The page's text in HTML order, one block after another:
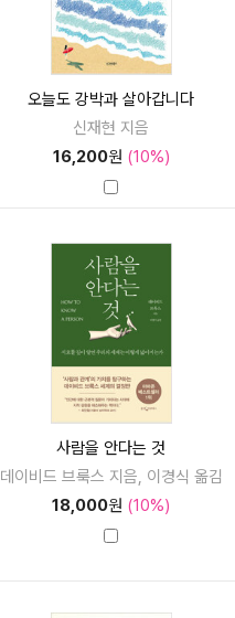
오늘도 강박과 살아갑니다
신재현 지음
16,200원 (10%)
사람을 안다는 것
데이비드 브룩스 지음, 이경식 옮김
18,000원 (10%)